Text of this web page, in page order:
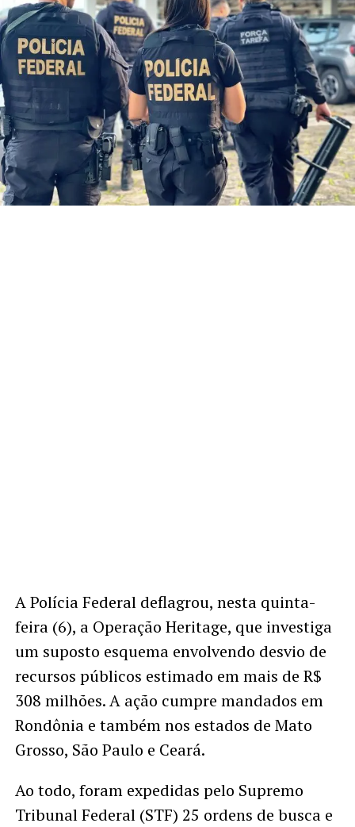
A Polícia Federal deflagrou, nesta quinta-
feira (6), a Operação Heritage, que investiga
um suposto esquema envolvendo desvio de
recursos públicos estimado em mais de R$
308 milhões. A ação cumpre mandados em
Rondônia e também nos estados de Mato
Grosso, São Paulo e Ceará.
Ao todo, foram expedidas pelo Supremo
Tribunal Federal (STF) 25 ordens de busca e